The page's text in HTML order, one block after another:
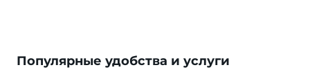
Популярные удобства и услуги